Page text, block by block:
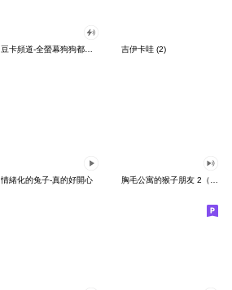
吉伊卡哇 (2)
情緒化的兔子-真的好開心 胸毛公寓的猴子朋友 2（有聲動態）